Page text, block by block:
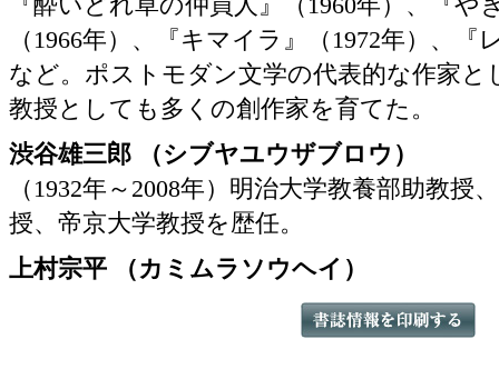
（1966年）、『キマイラ』（1972年）、『
など。ポストモダン文学の代表的な作家と
教授としても多くの創作家を育てた。
渋谷雄三郎 （シブヤユウザブロウ）
（1932年～2008年）明治大学教養部助教授
授、帝京大学教授を歴任。
上村宗平 （カミムラソウヘイ）